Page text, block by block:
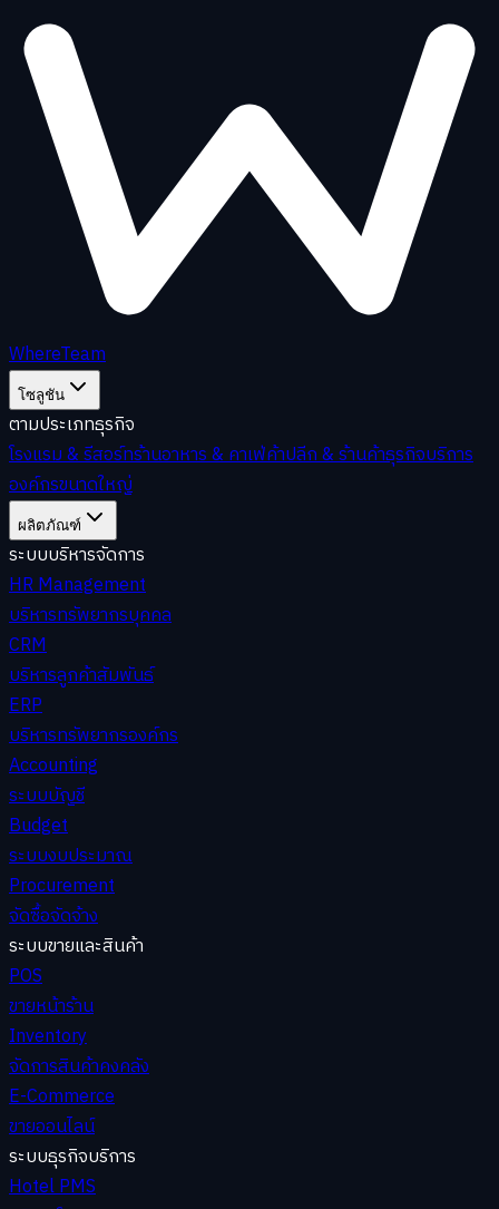
WhereTeam
โซลูชัน
ตามประเภทธุรกิจ
โรงแรม & รีสอร์ทร้านอาหาร & คาเฟ่ค้าปลีก & ร้านค้าธุรกิจบริการ
องค์กรขนาดใหญ่
ผลิตภัณฑ์
ระบบบริหารจัดการ
HR Management
บริหารทรัพยากรบุคคล
CRM
บริหารลูกค้าสัมพันธ์
ERP
บริหารทรัพยากรองค์กร
Accounting
ระบบบัญชี
Budget
ระบบงบประมาณ
Procurement
จัดซื้อจัดจ้าง
ระบบขายและสินค้า
POS
ขายหน้าร้าน
Inventory
จัดการสินค้าคงคลัง
E-Commerce
ขายออนไลน์
ระบบธุรกิจบริการ
Hotel PMS